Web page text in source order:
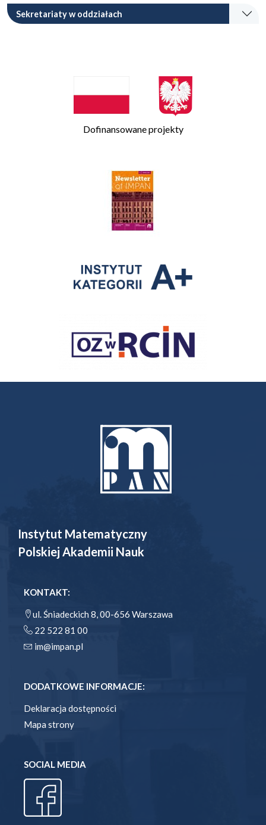
Sekretariaty w oddziałach
Dofinansowane projekty
Instytut Matematyczny
Polskiej Akademii Nauk
KONTAKT:
ul. Śniadeckich 8, 00-656 Warszawa
22 522 81 00
im@impan.pl
DODATKOWE INFORMACJE:
Deklaracja dostępności
Mapa strony
SOCIAL MEDIA